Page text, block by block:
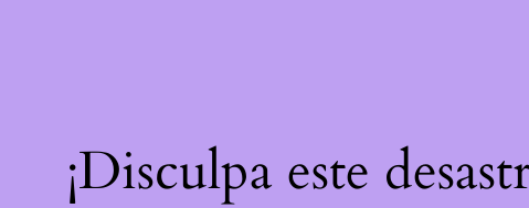
¡Disculpa este